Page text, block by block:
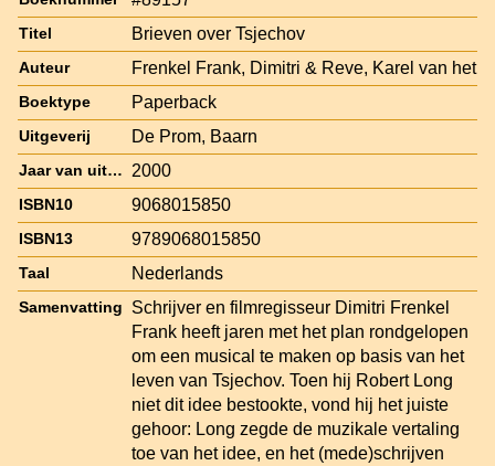
Titel Brieven over Tsjechov
Auteur Frenkel Frank, Dimitri & Reve, Karel van het
Boektype Paperback
Uitgeverij De Prom, Baarn
Jaar van uitgave 2000
ISBN10 9068015850
ISBN13 9789068015850
Taal Nederlands
Samenvatting
Schrijver en filmregisseur Dimitri Frenkel
Frank heeft jaren met het plan rondgelopen
om een musical te maken op basis van het
leven van Tsjechov. Toen hij Robert Long
niet dit idee bestookte, vond hij het juiste
gehoor: Long zegde de muzikale vertaling
toe van het idee, en het (mede)schrijven